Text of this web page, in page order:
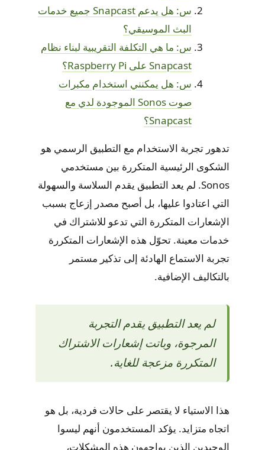
س: هل يدعم Snapcast جميع خدمات
البث الموسيقي؟
س: ما هي التكلفة التقريبية لبناء نظام
Snapcast على Raspberry Pi؟
س: هل يمكنني استخدام مكبرات
صوت Sonos الموجودة لدي مع
Snapcast؟
تدهور تجربة الاستخدام مع التطبيق الرسمي هو
الشكوى الرئيسية المتكررة بين مستخدمي
Sonos. لم يعد التطبيق يقدم السلاسة والسهولة
التي اعتادوا عليها، بل أصبح مصدر إزعاج بسبب
الإشعارات المتكررة التي تدعو للاشتراك في
خدمات معينة. تحوّل هذه الإشعارات المتكررة
تجربة الاستماع الهادئة إلى تذكير مستمر
بالتكاليف الإضافية.
لم يعد التطبيق يقدم التجربة
المرجوة، وباتت إشعارات الاشتراك
المتكررة مزعجة للغاية.
هذا الاستياء لا يقتصر على حالات فردية، بل هو
اتجاه متزايد. يؤكد المستخدمون أنهم ليسوا
الوحيدين الذين يواجهون هذه المشكلات،